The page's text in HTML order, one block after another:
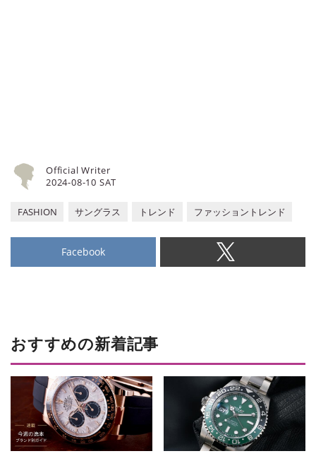
2024-08-10 SAT
Official Writer
FASHION サングラス トレンド ファッショントレンド
Facebook
おすすめの新着記事